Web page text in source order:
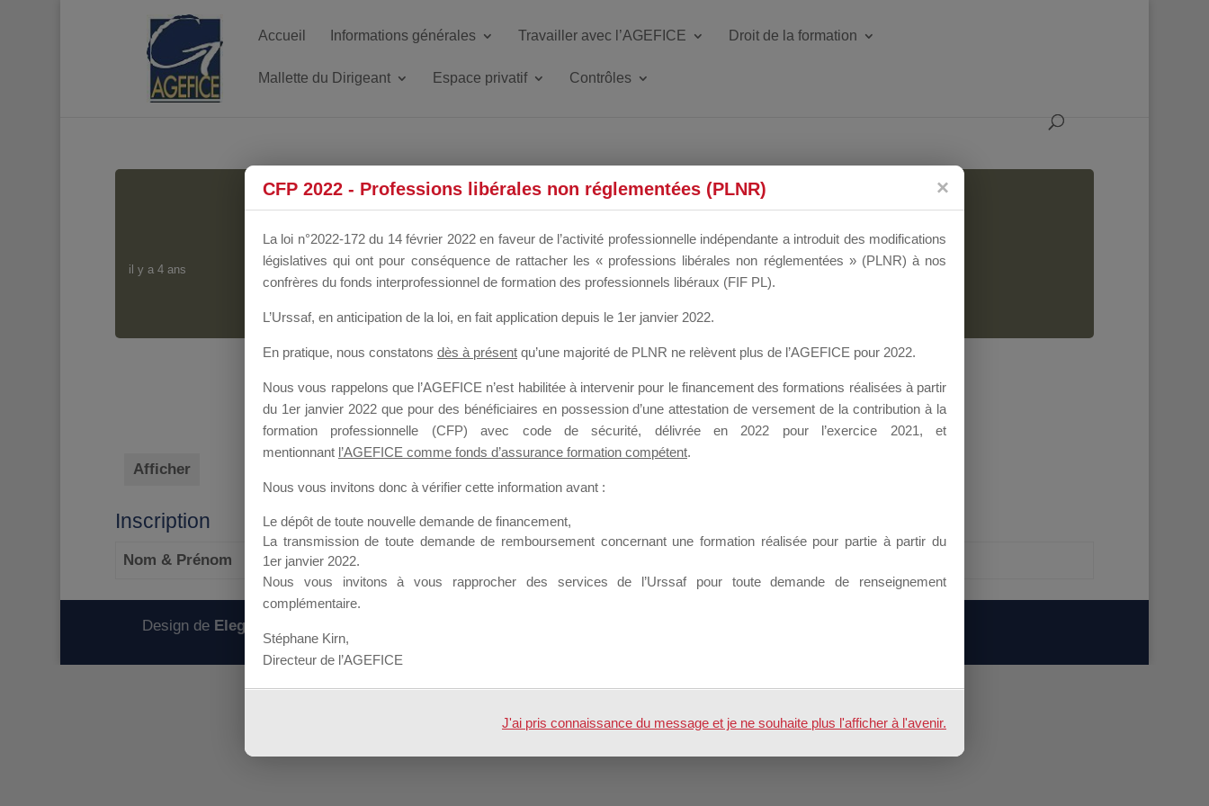
Accueil Informations générales Travailler avec l’AGEFICE Droit de la formation
Mallette du Dirigeant Espace privatif Contrôles
HIND ZBIDI
il y a 4 ans
Profil Groupes 1 Forums
Afficher
Inscription
Nom & Prénom
Design de Elegant Themes
CFP 2022 - Professions libérales non réglementées (PLNR)
La loi n°2022-172 du 14 février 2022 en faveur de l’activité professionnelle indépendante a introduit des modifications
législatives qui ont pour conséquence de rattacher les « professions libérales non réglementées » (PLNR) à nos
confrères du fonds interprofessionnel de formation des professionnels libéraux (FIF PL).
L’Urssaf, en anticipation de la loi, en fait application depuis le 1er janvier 2022.
En pratique, nous constatons dès à présent qu’une majorité de PLNR ne relèvent plus de l’AGEFICE pour 2022.
Nous vous rappelons que l’AGEFICE n’est habilitée à intervenir pour le financement des formations réalisées à partir
du 1er janvier 2022 que pour des bénéficiaires en possession d’une attestation de versement de la contribution à la
formation professionnelle (CFP) avec code de sécurité, délivrée en 2022 pour l’exercice 2021, et
mentionnant l’AGEFICE comme fonds d’assurance formation compétent.
Nous vous invitons donc à vérifier cette information avant :
Le dépôt de toute nouvelle demande de financement,
La transmission de toute demande de remboursement concernant une formation réalisée pour partie à partir du
1er janvier 2022.
Nous vous invitons à vous rapprocher des services de l’Urssaf pour toute demande de renseignement
complémentaire.
Stéphane Kirn,
Directeur de l’AGEFICE
J'ai pris connaissance du message et je ne souhaite plus l'afficher à l'avenir.